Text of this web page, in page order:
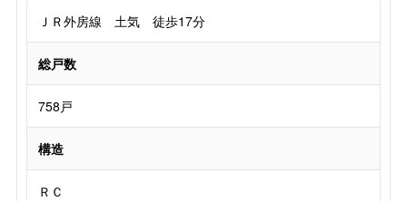
ＪＲ外房線 土気 徒歩17分
総戸数
758戸
構造
ＲＣ